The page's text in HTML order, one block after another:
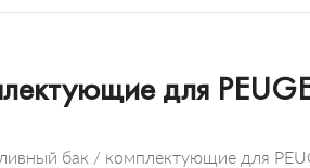
для
бак / комплектующие для